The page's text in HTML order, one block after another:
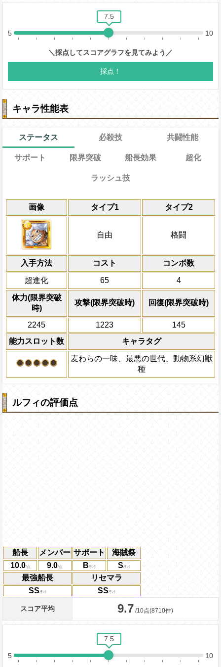
キャラ性能表
ステータス
画像 タイプ1 タイプ2
自由 格闘
入手方法 コスト コンボ数
超進化 65 4
体力(限界突破
時)
攻撃(限界突破時) 回復(限界突破時)
2245 1223
145
能力スロット数
キャラタグ
麦わらの一味、最悪の世代、動物系幻獣
種
必殺技
通常 22→17ターン
限界突破
通常時
敵全体にキャラの攻撃×300倍の無属性ダ
る攻撃の倍率をスロット有利時2.75倍、
利時0.5倍にし、必殺発動時すでに一味が
の時、1ターンの間一味のスロット影響を
っている攻撃上昇効果をさらに+0.25上
ロット影響増大効果をさらに+0.25上昇さ
上限突破
共闘性能
共闘性能
船長効果
冒険開始時の必殺タ
にし、他の属性キャ
ターン数：10
全ての防御効果・防
外のダメージを1にす
て敵全体に200万ダ
プレイヤーの一味の
属性スロットに変換
ーンを2短縮する
アクション
2ターンの間敵全体の
を30%下げ、格闘タ
げる
サポート
効果
自分の基礎攻撃力の15%をサポート対象
心属性の自由タイプキャラ
限界突破
力
習得する効果
一味の基礎ステータスが+150され、
有利スロット扱いになる
自分自身は痺れ状態を完全に回避する
自分のスロット封じを10ターン回復
自分の攻撃がPERFECTならば、
最終ヒット時のダメージが8%上乗せ
プ、サンジ、チョッパー、ロビン、
ック、ジンベエ、ヤマト、ロー、キ
中から2人以上いる時かつ6タップ目
一定の体力を消費し、連続で攻撃を
連続攻撃をするたびチェインが上昇
自分の攻撃を上昇する。(最大でチェ
船長効果
通常時
冒険開始時の必殺ターンを2短縮、一味の
一致時約6倍、通常時5.5倍、体力を1.35
長効果無効状態を完全に回復、自分は
がいる時、自分の攻撃が全ての属性の敵
くことができ、属性・タイプ指定の必殺
体に影響するようになる(ポジション・自
スト指定は除く)
Lv上限突破
超化
効果
1ターンの間敵全体の被ダメージを2倍に
[お邪魔]と[超お邪魔]を含む全てのスロッ
トに変換し、一味のスロットを1ターン
発動条件
一味にゾロ、ナミ、ウソップ、サンジ、
ン、フランキー、ブルック、ジンベエ、
ッド、モモの助から3人以上いる時(サポ
く)※ダブルキャラは1人とカウントする
ラッシュ技
効果
一定の体力を消費し、連続で攻撃をする
攻撃をするたびチェインが上昇し、最終
撃を上昇する。(最大でチェイン係数+0.6
発動条件
最終BATTLEの時、ギア5状態時かつ6タ
ルフィの評価点
船長 メンバー サポート
海賊祭
10.0
9.0 B
S
最強船長
リセマラ
SS
SS